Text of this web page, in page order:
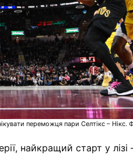
переможця пари Селтікс –
найкращий старт у